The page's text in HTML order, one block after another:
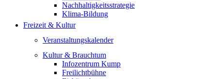
Nachhaltigkeitsstrategie
Klima-Bildung
Freizeit & Kultur
Veranstaltungskalender
Kultur & Brauchtum
Infozentrum Kump
Freilichtbühne